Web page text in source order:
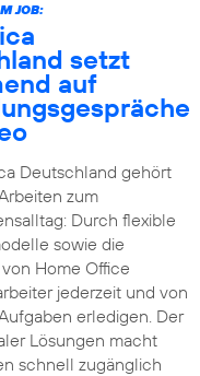
JOB:
setzt
auf
Deutschland gehört
zum
Durch flexible
sowie die
Home Office
jederzeit und von
erledigen. Der
Lösungen macht
schnell zugänglich